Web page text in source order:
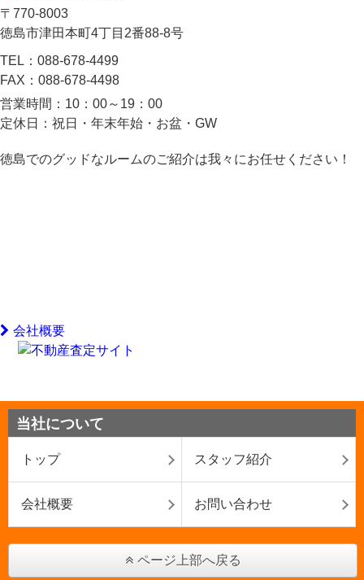
〒770-8003
徳島市津田本町4丁目2番88-8号
TEL： 088-678-4499
FAX： 088-678-4498
営業時間： 10：00～19：00
定休日： 祝日・年末年始・お盆・GW
徳島でのグッドなルームのご紹介は我々にお任せください！
会社概要
当社について
トップ スタッフ紹介
会社概要 お問い合わせ
ページ上部へ戻る